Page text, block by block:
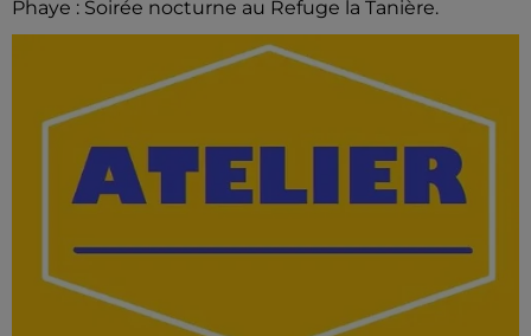
Phaye : Soirée nocturne au Refuge la Tanière.